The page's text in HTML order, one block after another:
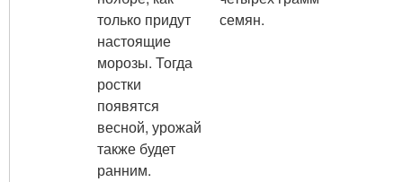
только придут
настоящие
морозы. Тогда
ростки
появятся
весной, урожай
также будет
ранним.
семян.